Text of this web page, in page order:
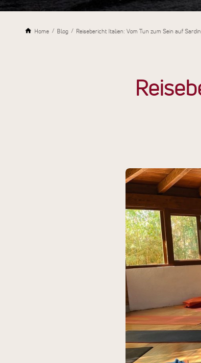
Home Blog Reisebericht Italien: Vom Tun zum Sein auf